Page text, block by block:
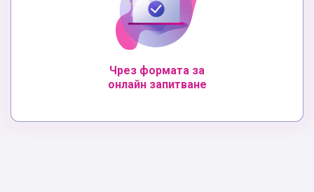
Чрез формата за
онлайн запитване